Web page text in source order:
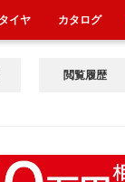
閲覧履歴
イヤ カタログ